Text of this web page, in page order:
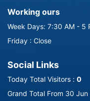
Working ours
Week Days: 7:30 AM - 5
Friday : Close
Social Links
Today Total Visitors : 0
Grand Total From 30 Jun